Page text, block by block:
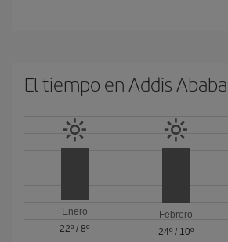
El tiempo en Addis Ababa
Enero
22º /8º
Febrero
24º/ 10º